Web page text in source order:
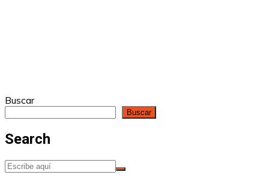
Buscar
Buscar
Search